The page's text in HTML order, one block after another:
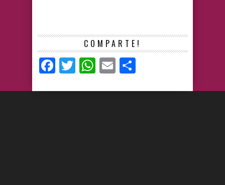
COMPARTE!
Facebook
TwitterWhatsApp
Email